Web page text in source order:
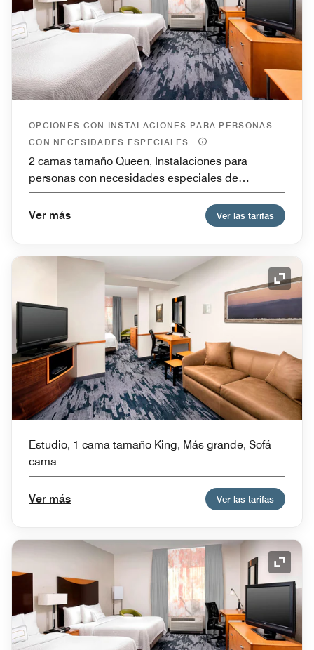
OPCIONES CON INSTALACIONES PARA PERSONAS
CON NECESIDADES ESPECIALES
2 camas tamaño Queen, Instalaciones para
personas con necesidades especiales de
movilidad y ducha con acceso para sillas de
ruedas, Accesible para personas con problemas
Ver más Ver las tarifas
Icono
Estudio, 1 cama tamaño King, Más grande, Sofá
cama
Ver más Ver las tarifas
Icono